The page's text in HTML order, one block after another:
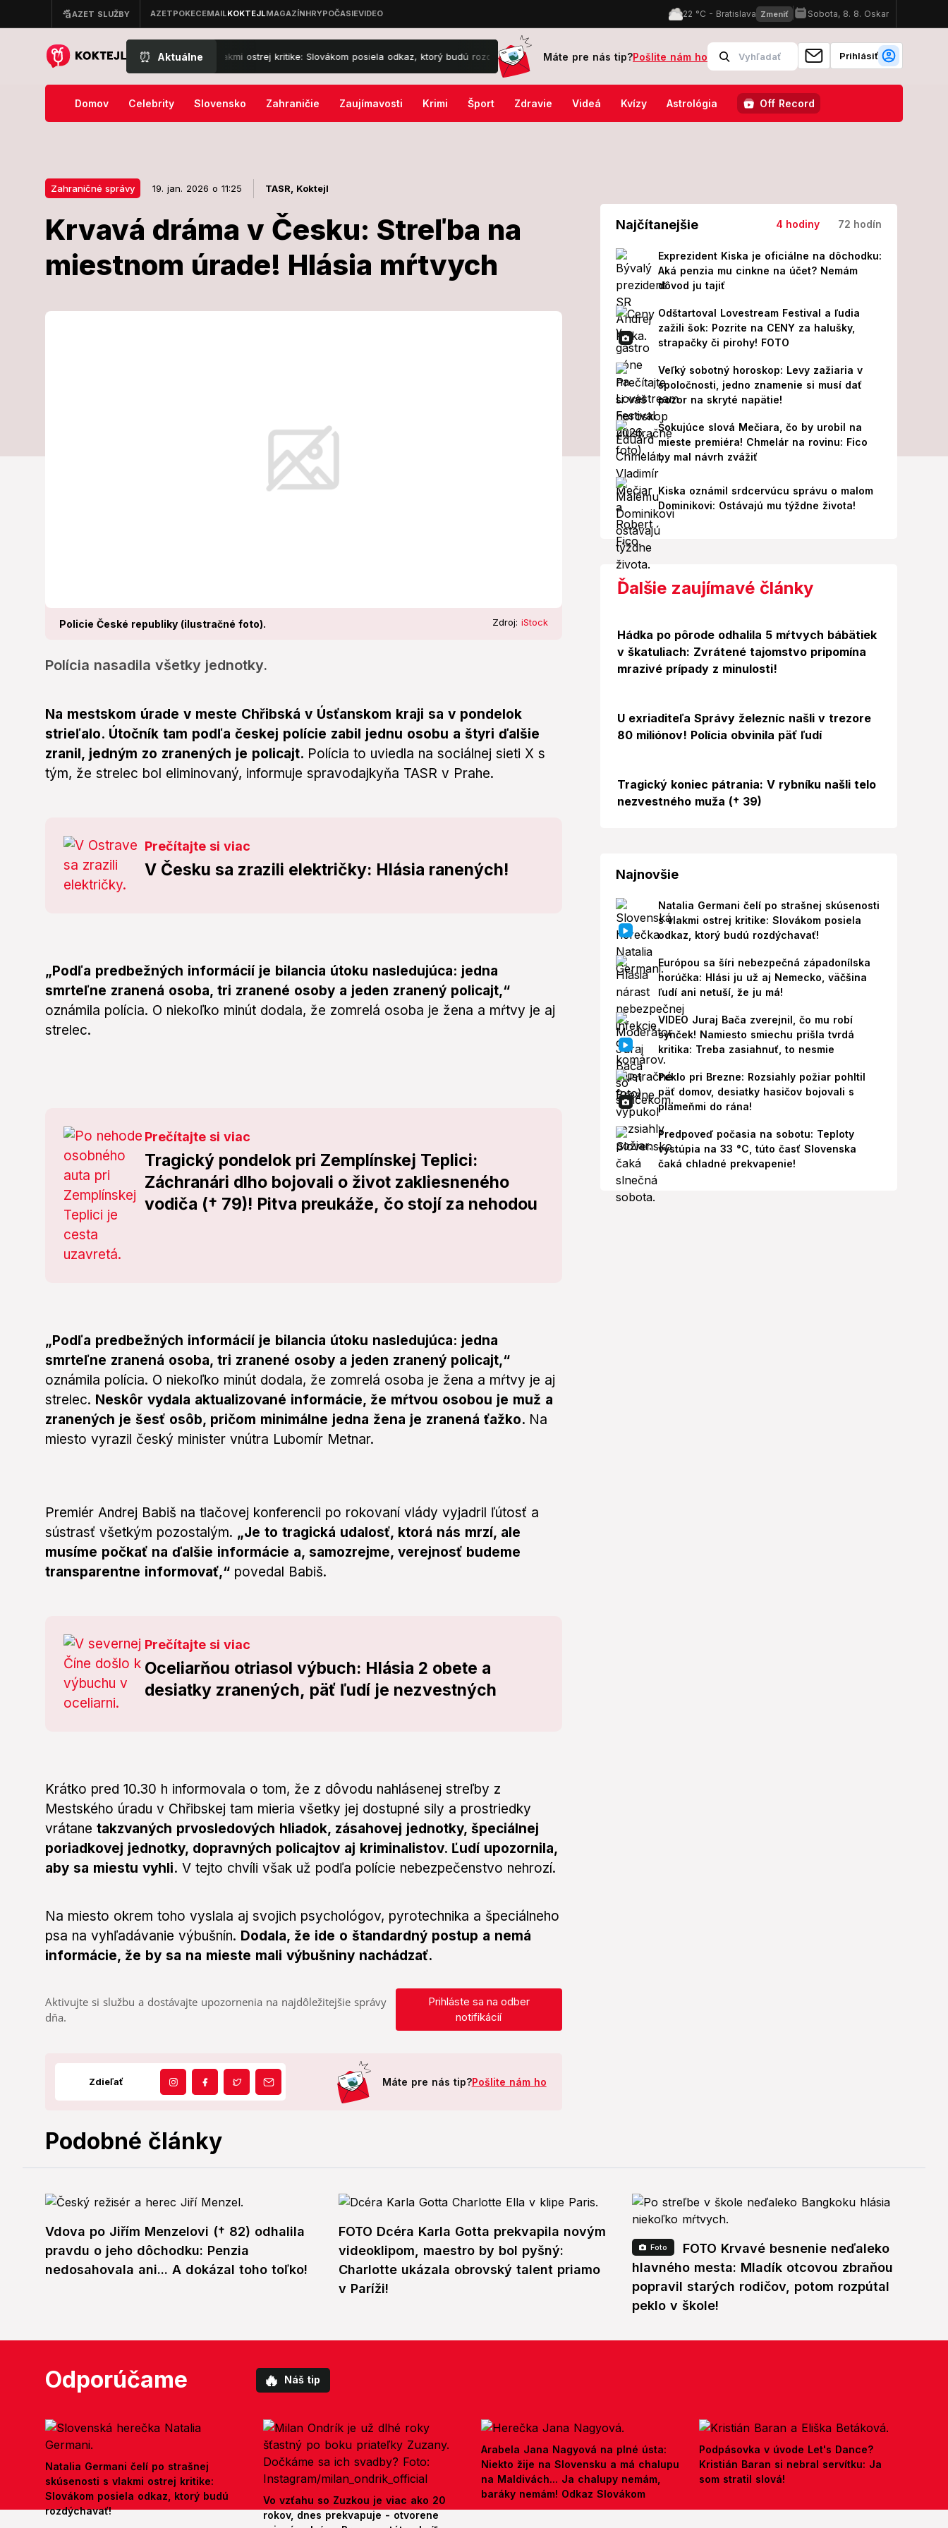
⏰ Aktuálne
čelí po strašnej skúsenosti s vlakmi ostrej kritike: Slovákom posiela odkaz, ktorý budú rozdýchavať! Európou sa šíri nebezpečná západonílska horúčka: Hlási ju už aj Nemecko, väčšina ľudí ani netuší,
Máte pre nás tip?Pošlite nám ho Prihlásiť
Domov Celebrity Slovensko Zahraničie Zaujímavosti Krimi Šport Zdravie Videá Kvízy Astrológia Off Record
Zahraničné správy 19. jan. 2026 o 11:25 TASR, Koktejl
Krvavá dráma v Česku: Streľba na
miestnom úrade! Hlásia mŕtvych
Policie České republiky (ilustračné foto). Zdroj: iStock
Polícia nasadila všetky jednotky.
Zahraničné správy
Krvavá dráma v Česku:
Polícia nasadila všetky jednotky.
Na mestskom úrade v meste Chřibská v Úsťanskom kraji sa v pondelok
strieľalo. Útočník tam podľa českej polície zabil jednu osobu a štyri ďalšie
zranil, jedným zo zranených je policajt. Polícia to uviedla na sociálnej sieti X s
tým, že strelec bol eliminovaný, informuje spravodajkyňa TASR v Prahe.
Prečítajte si viac
V Česku sa zrazili električky: Hlásia ranených!
„Podľa predbežných informácií je bilancia útoku nasledujúca: jedna
smrteľne zranená osoba, tri zranené osoby a jeden zranený policajt,“
oznámila polícia. O niekoľko minút dodala, že zomrelá osoba je žena a mŕtvy je aj
strelec.
Prečítajte si viac
Tragický pondelok pri Zemplínskej Teplici:
Záchranári dlho bojovali o život zakliesneného
vodiča († 79)! Pitva preukáže, čo stojí za nehodou
„Podľa predbežných informácií je bilancia útoku nasledujúca: jedna
smrteľne zranená osoba, tri zranené osoby a jeden zranený policajt,“
oznámila polícia. O niekoľko minút dodala, že zomrelá osoba je žena a mŕtvy je aj
strelec. Neskôr vydala aktualizované informácie, že mŕtvou osobou je muž a
zranených je šesť osôb, pričom minimálne jedna žena je zranená ťažko. Na
miesto vyrazil český minister vnútra Lubomír Metnar.
Premiér Andrej Babiš na tlačovej konferencii po rokovaní vlády vyjadril ľútosť a
sústrasť všetkým pozostalým. „Je to tragická udalosť, ktorá nás mrzí, ale
musíme počkať na ďalšie informácie a, samozrejme, verejnosť budeme
transparentne informovať,“ povedal Babiš.
Prečítajte si viac
Oceliarňou otriasol výbuch: Hlásia 2 obete a
desiatky zranených, päť ľudí je nezvestných
Krátko pred 10.30 h informovala o tom, že z dôvodu nahlásenej streľby z
Mestského úradu v Chřibskej tam mieria všetky jej dostupné sily a prostriedky
vrátane takzvaných prvosledových hliadok, zásahovej jednotky, špeciálnej
poriadkovej jednotky, dopravných policajtov aj kriminalistov. Ľudí upozornila,
aby sa miestu vyhli. V tejto chvíli však už podľa polície nebezpečenstvo nehrozí.
Na miesto okrem toho vyslala aj svojich psychológov, pyrotechnika a špeciálneho
psa na vyhľadávanie výbušnín. Dodala, že ide o štandardný postup a nemá
informácie, že by sa na mieste mali výbušniny nachádzať.
Aktivujte si službu a dostávajte upozornenia na najdôležitejšie správy
dňa.
Prihláste sa na odber
notifikácií
Zdieľať Máte pre nás tip?Pošlite nám ho
Najčítanejšie 4 hodiny 72 hodín
Exprezident Kiska je oficiálne na dôchodku:
Aká penzia mu cinkne na účet? Nemám
dôvod ju tajiť
Odštartoval Lovestream Festival a ľudia
zažili šok: Pozrite na CENY za halušky,
strapačky či pirohy! FOTO
Veľký sobotný horoskop: Levy zažiaria v
spoločnosti, jedno znamenie si musí dať
pozor na skryté napätie!
Šokujúce slová Mečiara, čo by urobil na
mieste premiéra! Chmelár na rovinu: Fico
by mal návrh zvážiť
Kiska oznámil srdcervúcu správu o malom
Dominikovi: Ostávajú mu týždne života!
Ďalšie zaujímavé články
Hádka po pôrode odhalila 5 mŕtvych bábätiek
v škatuliach: Zvrátené tajomstvo pripomína
mrazivé prípady z minulosti!
U exriaditeľa Správy železníc našli v trezore
80 miliónov! Polícia obvinila päť ľudí
Tragický koniec pátrania: V rybníku našli telo
nezvestného muža († 39)
Najnovšie
Natalia Germani čelí po strašnej skúsenosti
s vlakmi ostrej kritike: Slovákom posiela
odkaz, ktorý budú rozdýchavať!
Európou sa šíri nebezpečná západonílska
horúčka: Hlási ju už aj Nemecko, väčšina
ľudí ani netuší, že ju má!
VIDEO Juraj Bača zverejnil, čo mu robí
synček! Namiesto smiechu prišla tvrdá
kritika: Treba zasiahnuť, to nesmie
Peklo pri Brezne: Rozsiahly požiar pohltil
päť domov, desiatky hasičov bojovali s
plameňmi do rána!
Predpoveď počasia na sobotu: Teploty
vystúpia na 33 °C, túto časť Slovenska
čaká chladné prekvapenie!
Podobné články
Vdova po Jiřím Menzelovi († 82) odhalila
pravdu o jeho dôchodku: Penzia
nedosahovala ani... A dokázal toho toľko!
FOTO Dcéra Karla Gotta prekvapila novým
videoklipom, maestro by bol pyšný:
Charlotte ukázala obrovský talent priamo
v Paríži!
Foto
FOTO Krvavé besnenie neďaleko
hlavného mesta: Mladík otcovou zbraňou
popravil starých rodičov, potom rozpútal
peklo v škole!
Odporúčame 🔥 Náš tip
Natalia Germani čelí po strašnej
skúsenosti s vlakmi ostrej kritike:
Slovákom posiela odkaz, ktorý budú
rozdýchavať!
Vo vzťahu so Zuzkou je viac ako 20
rokov, dnes prekvapuje - otvorene
Arabela Jana Nagyová na plné ústa:
Niekto žije na Slovensku a má chalupu
na Maldivách... Ja chalupy nemám,
baráky nemám! Odkaz Slovákom
Podpásovka v úvode Let's Dance?
Kristián Baran si nebral servítku: Ja
som stratil slová!